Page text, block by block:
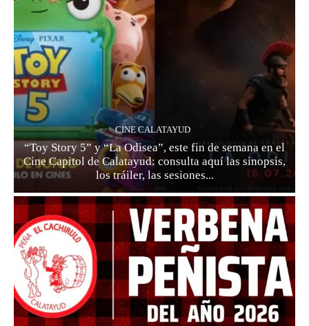
CINE CALATAYUD
“Toy Story 5” y “La Odisea”, este fin de semana en el
Cine Capitol de Calatayud: consulta aquí las sinopsis,
los tráiler, las sesiones...